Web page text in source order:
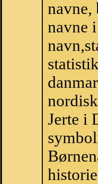
navne,
navne
Jerte i